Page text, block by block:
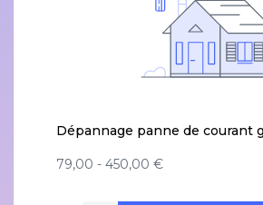
Dépannage panne de courant
79,00 - 450,00 €